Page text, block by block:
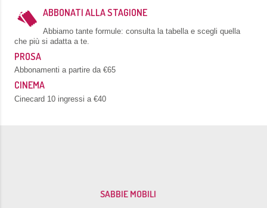
ABBONATI ALLA STAGIONE
Abbiamo tante formule: consulta la tabella e scegli quella
che più si adatta a te.
PROSA
Abbonamenti a partire da €65
CINEMA
Cinecard 10 ingressi a €40
SABBIE MOBILI